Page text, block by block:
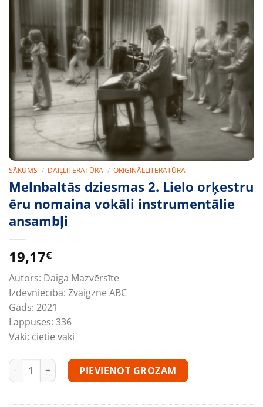
SĀKUMS / DAIĻLITERATŪRA / ORIĢINĀLLITERATŪRA
Melnbaltās dziesmas 2. Lielo orķestru
ēru nomaina vokāli instrumentālie
ansambļi
19,17€
Autors: Daiga Mazvērsīte
Izdevniecība: Zvaigzne ABC
Gads: 2021
Lappuses: 336
Vāki: cietie vāki
Melnbaltās dziesmas 2. Lielo orķestru ēru nomaina vokāli
PIEVIENOT GROZAM